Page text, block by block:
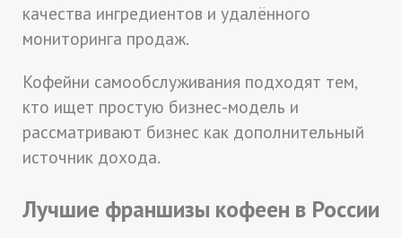
качества ингредиентов и удалённого
мониторинга продаж.
Кофейни самообслуживания подходят тем,
кто ищет простую бизнес-модель и
рассматривают бизнес как дополнительный
источник дохода.
Лучшие франшизы кофеен в России